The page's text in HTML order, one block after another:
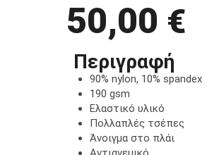
50,00 €
Περιγραφή
90% nylon, 10% spandex
190 gsm
Ελαστικό υλικό
Πολλαπλές τσέπες
Άνοιγμα στο πλάι